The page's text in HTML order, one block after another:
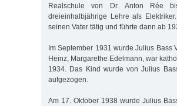
Realschule von Dr. Anton Rée
dreieinhalbjährige Lehre als
seinen Vater tätig und führte dann ab
Im September 1931 wurde Julius Bass
Heinz, Margarethe Edelmann, war
1934. Das Kind wurde von Julius
aufgezogen.
Am 17. Oktober 1938 wurde Julius